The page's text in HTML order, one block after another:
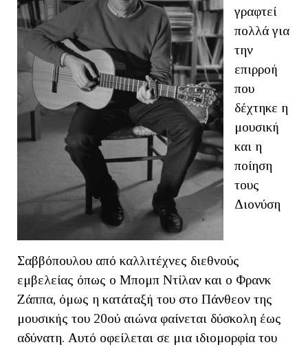
γραφτεί
πολλά για
την
επιρροή
που
δέχτηκε η
μουσική
και η
ποίηση
τους
Διονύση
Σαββόπουλου από καλλιτέχνες διεθνούς
εμβελείας όπως ο Μπομπ Ντίλαν και ο Φρανκ
Ζάππα, όμως η κατάταξή του στο Πάνθεον της
μουσικής του 20ού αιώνα φαίνεται δύσκολη έως
αδύνατη. Αυτό οφείλεται σε μια ιδιομορφία του